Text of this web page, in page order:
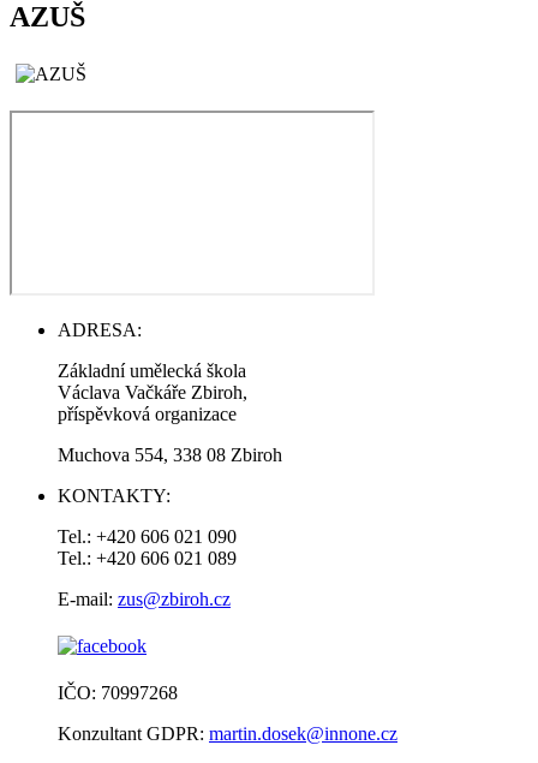
AZUŠ
ADRESA:
Základní umělecká škola
Václava Vačkáře Zbiroh,
příspěvková organizace
Muchova 554, 338 08 Zbiroh
KONTAKTY:
Tel.: +420 606 021 090
Tel.: +420 606 021 089
E-mail: zus@zbiroh.cz
IČO: 70997268
Konzultant GDPR: martin.dosek@innone.cz